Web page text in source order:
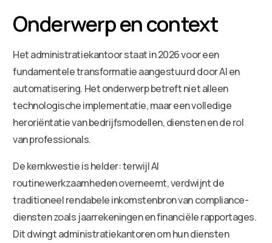
Onderwerp en context
Het administratiekantoor staat in 2026 voor een
fundamentele transformatie aangestuurd door AI en
automatisering. Het onderwerp betreft niet alleen
technologische implementatie, maar een volledige
heroriëntatie van bedrijfsmodellen, diensten en de rol
van professionals.
De kernkwestie is helder: terwijl AI
routinewerkzaamheden overneemt, verdwijnt de
traditioneel rendabele inkomstenbron van compliance-
diensten zoals jaarrekeningen en financiële rapportages.
Dit dwingt administratiekantoren om hun diensten